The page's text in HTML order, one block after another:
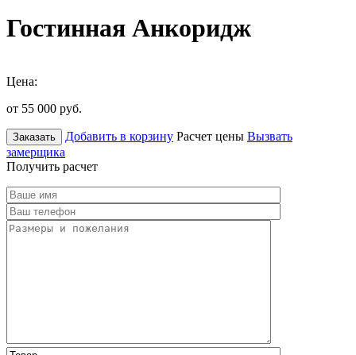
Гостинная Анкоридж
Цена:
от 55 000 руб.
Заказать Добавить в корзину Расчет цены Вызвать
замерщика
Получить расчет